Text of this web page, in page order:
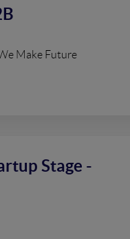
Make Future
Stage -